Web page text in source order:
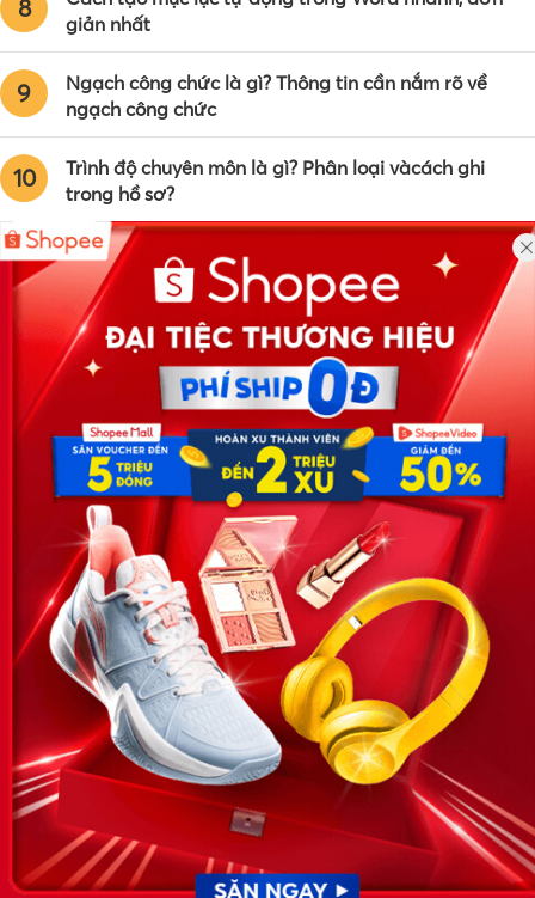
8
giản nhất
9
Ngạch công chức là gì? Thông tin cần nắm rõ về
ngạch công chức
10
Trình độ chuyên môn là gì? Phân loại vàcách ghi
trong hồ sơ?
Công ty TNHH Eyeplus Online
Địa chỉ: Số 81, ngõ 68, đường Cầu Giấy, Tổ 05, Phường Quan
Hoa, Quận Cầu Giấy, TP Hà Nội, Việt Nam
SĐT: 0981 448 766
Email:
hotro@timviec.com.vn
VỀ CHÚNG TÔI
News.timviec.com.vn là website cung cấp thông tin liên quan đến
nhân sự, nghề nghiệp do Timviec.com.vn vận hành nhằm giúp
doanh nghiệp, nhân sự tuyển dụng, người đi làm, người tìm việc
cập nhật thông tin và đáp ứng được mong muốn của mình.
KẾT NỐI
Giấy phép hoạt động dịch vụ
việc làm số 54/2019/SLĐTBXH-
GP do Sở lao động thương
binh và xã hội cấp ngày 30
tháng 12 năm 2019.